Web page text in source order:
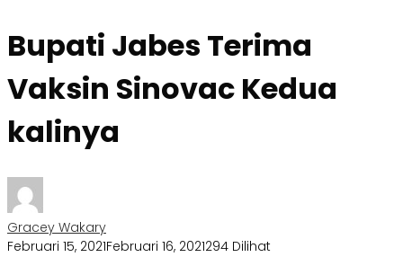
Bupati Jabes Terima
Vaksin Sinovac Kedua
kalinya
Gracey Wakary
Februari 15, 2021Februari 16, 2021294 Dilihat